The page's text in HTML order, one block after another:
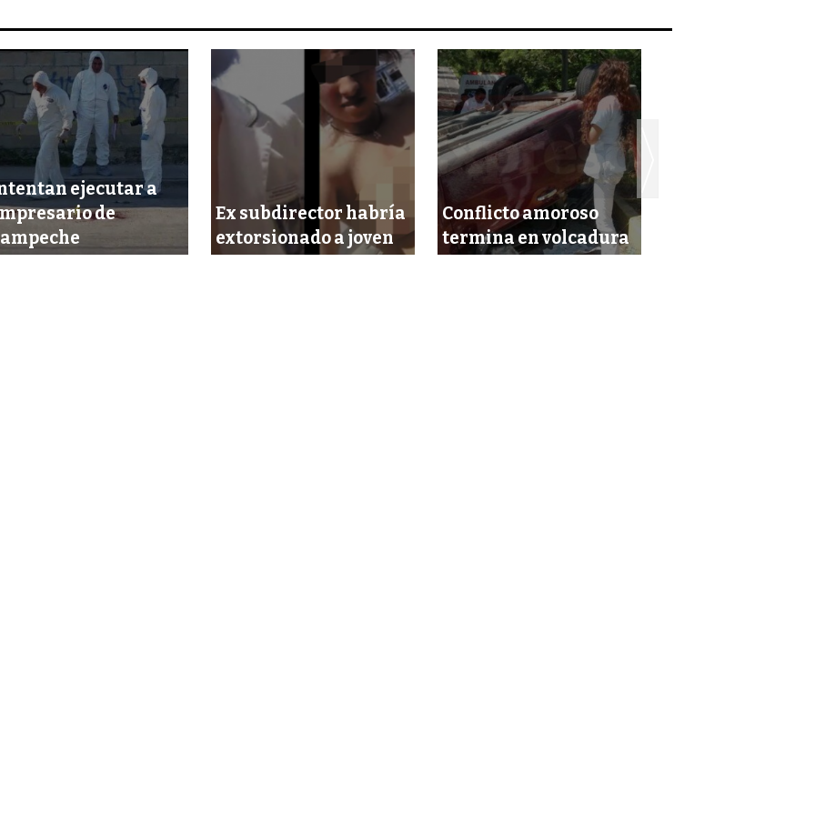
ejecutar a
de
Ex subdirector habría
extorsionado a joven
Conflicto amoroso
termina en volcadura